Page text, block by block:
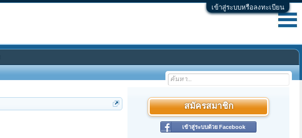
เข้าสู่ระบบหรือลงทะเบียน
สมัครสมาชิก
เข้าสู่ระบบด้วย Facebook